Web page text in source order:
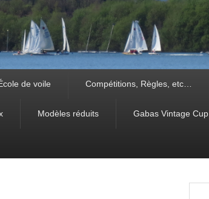
de voile Compétitions, Règles, etc…
Modèles réduits Gabas Vintage Cup